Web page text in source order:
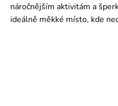
náročnějším aktivitám a
ideálně měkké místo, kde